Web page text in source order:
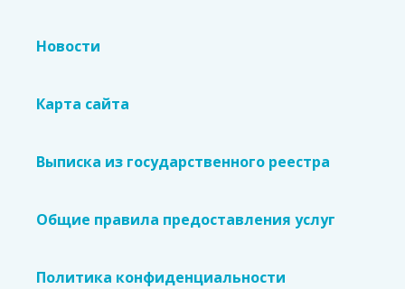
Новости
Карта сайта
Выписка из государственного реестра
Общие правила предоставления услуг
Политика конфиденциальности